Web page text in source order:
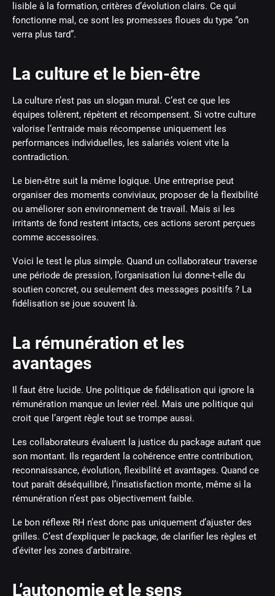
lisible à la formation, critères d’évolution clairs. Ce qui
fonctionne mal, ce sont les promesses floues du type “on
verra plus tard”.
La culture et le bien-être
La culture n’est pas un slogan mural. C’est ce que les
équipes tolèrent, répètent et récompensent. Si votre culture
valorise l’entraide mais récompense uniquement les
performances individuelles, les salariés voient vite la
contradiction.
Le bien-être suit la même logique. Une entreprise peut
organiser des moments conviviaux, proposer de la flexibilité
ou améliorer son environnement de travail. Mais si les
irritants de fond restent intacts, ces actions seront perçues
comme accessoires.
Voici le test le plus simple. Quand un collaborateur traverse
une période de pression, l’organisation lui donne-t-elle du
soutien concret, ou seulement des messages positifs ? La
fidélisation se joue souvent là.
La rémunération et les
avantages
Il faut être lucide. Une politique de fidélisation qui ignore la
rémunération manque un levier réel. Mais une politique qui
croit que l’argent règle tout se trompe aussi.
Les collaborateurs évaluent la justice du package autant que
son montant. Ils regardent la cohérence entre contribution,
reconnaissance, évolution, flexibilité et avantages. Quand ce
tout paraît déséquilibré, l’insatisfaction monte, même si la
rémunération n’est pas objectivement faible.
Le bon réflexe RH n’est donc pas uniquement d’ajuster des
grilles. C’est d’expliquer le package, de clarifier les règles et
d’éviter les zones d’arbitraire.
L’autonomie et le sens